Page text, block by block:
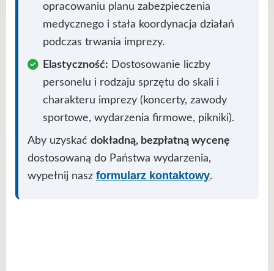
opracowaniu planu zabezpieczenia
medycznego i stała koordynacja działań
podczas trwania imprezy.
Elastyczność: Dostosowanie liczby
personelu i rodzaju sprzętu do skali i
charakteru imprezy (koncerty, zawody
sportowe, wydarzenia firmowe, pikniki).
Aby uzyskać dokładną, bezpłatną wycenę
dostosowaną do Państwa wydarzenia,
wypełnij nasz formularz kontaktowy.